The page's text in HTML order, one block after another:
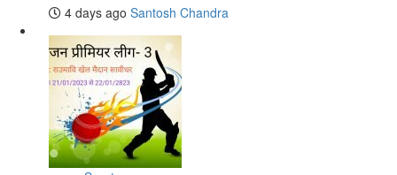
4 days ago Santosh Chandra